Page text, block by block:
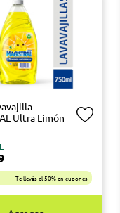
Ultra Limón
Te llevás el 50% en cupones